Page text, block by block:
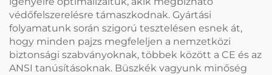
védőfelszerelésre támaszkodnak. Gyártási
folyamatunk során szigorú tesztelésen esnek át,
hogy minden pajzs megfeleljen a nemzetközi
biztonsági szabványoknak, többek között a CE és az
ANSI tanúsításoknak. Büszkék vagyunk minőség